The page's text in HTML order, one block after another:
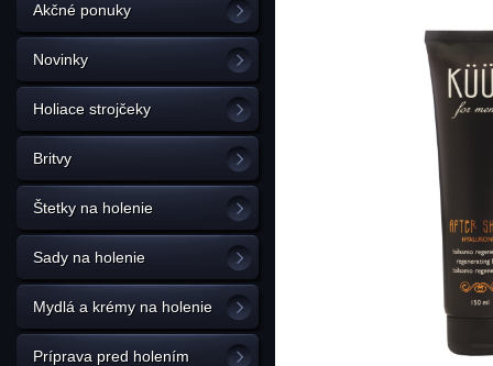
Akčné ponuky
Novinky
Holiace strojčeky
Britvy
Štetky na holenie
Sady na holenie
Mydlá a krémy na holenie
Príprava pred holením